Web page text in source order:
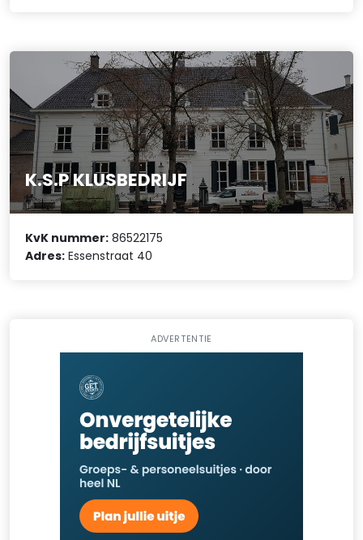
K.S.P KLUSBEDRIJF
KvK nummer: 86522175
Adres: Essenstraat 40
ADVERTENTIE